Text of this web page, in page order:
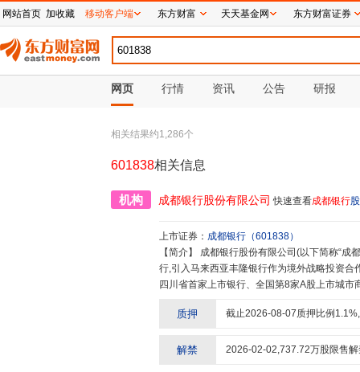
网页 行情 资讯 公告 研报
相关结果约1,286个
601838相关信息
机构 成都银行股份有限公司 快速查看成都银行
上市证券： 成都银行 （601838）
【简介】
行,引入马来西亚丰隆银行作为境外战略投资
四川省首家上市银行、全国第8家A股上市城
乡居民,服务小微企业,服务地方经济”的市场
民便民惠民”理念,持续开办代发工资、社保和
质押 截止2026-08-07质押比例 1.1
解禁 2026-02-02,737.72万股限售
网站首页 加收藏 移动客户端 东方财富 天天基金网 东方财富证券